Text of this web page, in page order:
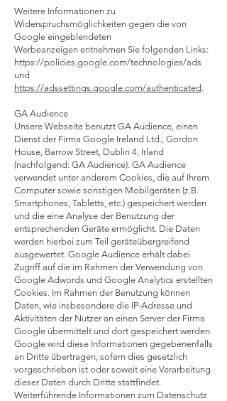
Weitere Informationen zu
Widerspruchsmöglichkeiten gegen die von
Google eingeblendeten
Werbeanzeigen entnehmen Sie folgenden Links:
https://policies.google.com/technologies/ads
und
https://adssettings.google.com/authenticated.
GA Audience
Unsere Webseite benutzt GA Audience, einen
Dienst der Firma Google Ireland Ltd., Gordon
House, Barrow Street, Dublin 4, Irland
(nachfolgend: GA Audience). GA Audience
verwendet unter anderem Cookies, die auf Ihrem
Computer sowie sonstigen Mobilgeräten (z.B.
Smartphones, Tabletts, etc.) gespeichert werden
und die eine Analyse der Benutzung der
entsprechenden Geräte ermöglicht. Die Daten
werden hierbei zum Teil geräteübergreifend
ausgewertet. Google Audience erhält dabei
Zugriff auf die im Rahmen der Verwendung von
Google Adwords und Google Analytics erstellten
Cookies. Im Rahmen der Benutzung können
Daten, wie insbesondere die IP-Adresse und
Aktivitäten der Nutzer an einen Server der Firma
Google übermittelt und dort gespeichert werden.
Google wird diese Informationen gegebenenfalls
an Dritte übertragen, sofern dies gesetzlich
vorgeschrieben ist oder soweit eine Verarbeitung
dieser Daten durch Dritte stattfindet.
Weiterführende Informationen zum Datenschutz